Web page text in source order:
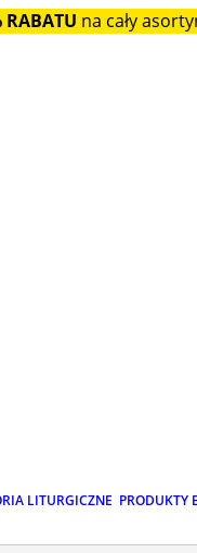
na cały
LITURGICZNE PRODUKTY